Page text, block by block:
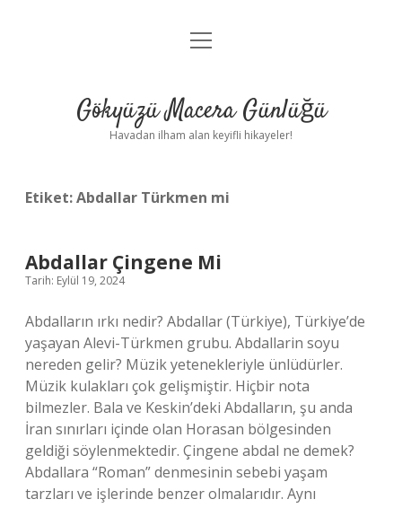
Anasayfa
Yasal Uyarı
menüyü
Gökyüzü Macera Günlüğü
Havadan ilham alan keyifli hikayeler!
Etiket:Abdallar Türkmen mi
Abdallar Çingene Mi
Tarih: Eylül 19, 2024
Abdalların ırkı nedir? Abdallar (Türkiye), Türkiye’de
yaşayan Alevi-Türkmen grubu. Abdallarin soyu
nereden gelir? Müzik yetenekleriyle ünlüdürler.
Müzik kulakları çok gelişmiştir. Hiçbir nota
bilmezler. Bala ve Keskin’deki Abdalların, şu anda
İran sınırları içinde olan Horasan bölgesinden
geldiği söylenmektedir. Çingene abdal ne demek?
Abdallara “Roman” denmesinin sebebi yaşam
tarzları ve işlerinde benzer olmalarıdır. Aynı